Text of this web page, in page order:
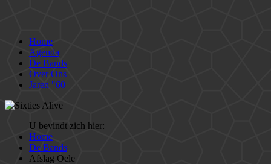
Home
Agenda
De Bands
Over Ons
Jaren "60
U bevindt zich hier:
Home
De Bands
Afslag Oele